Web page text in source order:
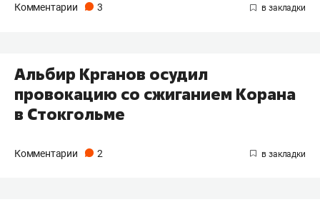
Комментарии 3
Альбир Крганов осудил
провокацию со сжиганием Корана
в Стокгольме
Комментарии 2